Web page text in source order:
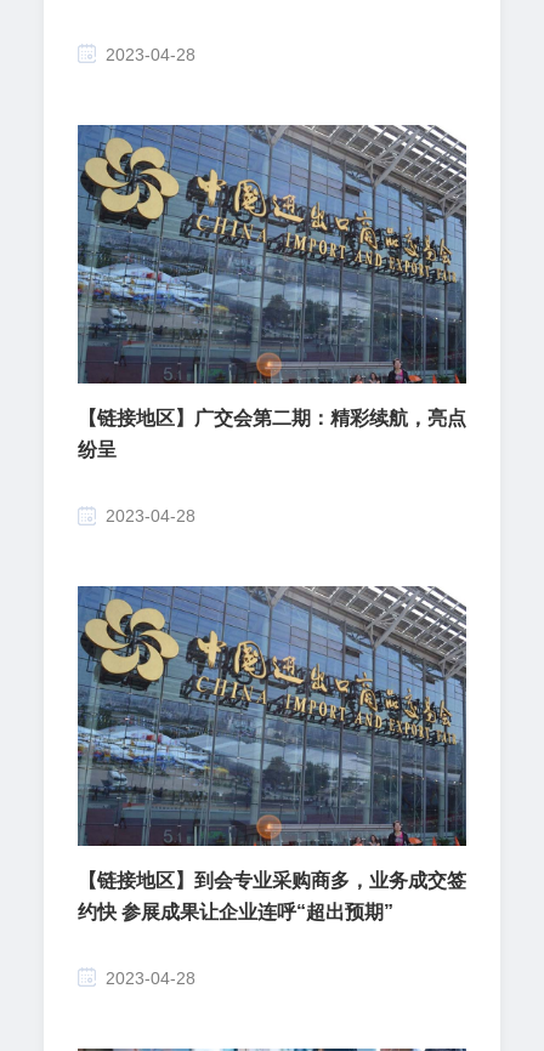
2023-04-28
【链接地区】广交会第二期：精彩续航，亮点
纷呈
2023-04-28
【链接地区】到会专业采购商多，业务成交签
约快 参展成果让企业连呼“超出预期”
2023-04-28